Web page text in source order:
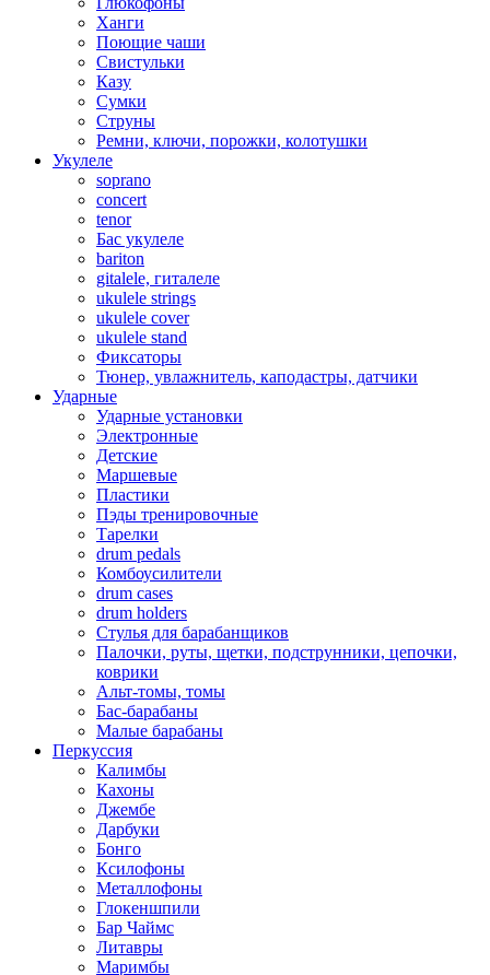
Ханги
Поющие чаши
Свистульки
Казу
Сумки
Струны
Ремни, ключи, порожки, колотушки
Укулеле
soprano
concert
tenor
Бас укулеле
bariton
gitalele, гиталеле
ukulele strings
ukulele cover
ukulele stand
Фиксаторы
Тюнер, увлажнитель, каподастры, датчики
Ударные
Ударные установки
Электронные
Детские
Маршевые
Пластики
Пэды тренировочные
Тарелки
drum pedals
Комбоусилители
drum cases
drum holders
Стулья для барабанщиков
Палочки, руты, щетки, подструнники, цепочки,
коврики
Альт-томы, томы
Бас-барабаны
Малые барабаны
Перкуссия
Калимбы
Кахоны
Джембе
Дарбуки
Бонго
Ксилофоны
Металлофоны
Глокеншпили
Бар Чаймс
Литавры
Маримбы